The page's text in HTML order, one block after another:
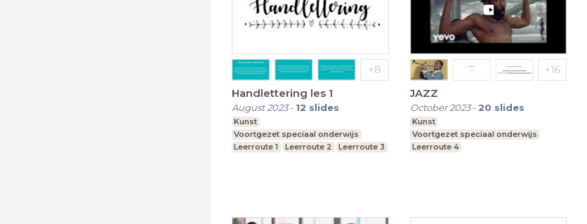
Handlettering les 1
August 2023- 12 slides
Kunst
Voortgezet speciaal onderwijs
Leerroute 1
Leerroute 2 Leerroute 3
JAZZ
October 2023- 20 slides
Kunst
Voortgezet speciaal onderwijs
Leerroute 4